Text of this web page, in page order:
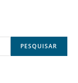
PESQUISAR